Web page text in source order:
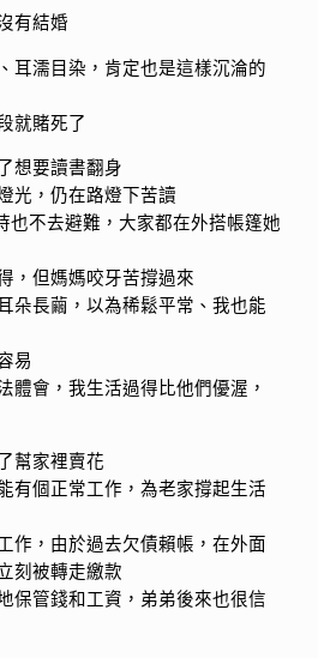
有結婚
耳濡目染，肯定也是這樣沉淪的
就賭死了
想要讀書翻身
光，仍在路燈下苦讀
也不去避難，大家都在外搭帳篷她
，但媽媽咬牙苦撐過來
朵長繭，以為稀鬆平常、我也能
易
體會，我生活過得比他們優渥，
幫家裡賣花
有個正常工作，為老家撐起生活
作，由於過去欠債賴帳，在外面
刻被轉走繳款
保管錢和工資，弟弟後來也很信